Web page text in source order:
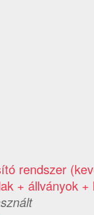
rendszer
+ állványok +